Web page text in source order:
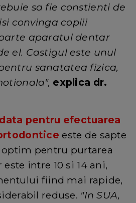
sa fie constienti de
convinga copiii
aparatul dentar
el. Castigul este unul
sanatatea fizica,
explica dr.
pentru efectuarea
este de sapte
pentru purtarea
intre 10 si 14 ani,
fiind mai rapide,
reduse. "In SUA,